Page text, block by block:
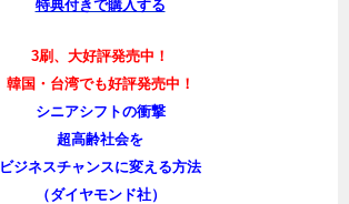
特典付きで購入する
3刷、大好評発売中！
韓国・台湾でも好評発売中！
シニアシフトの衝撃
超高齢社会を
ビジネスチャンスに変える方法
（ダイヤモンド社）